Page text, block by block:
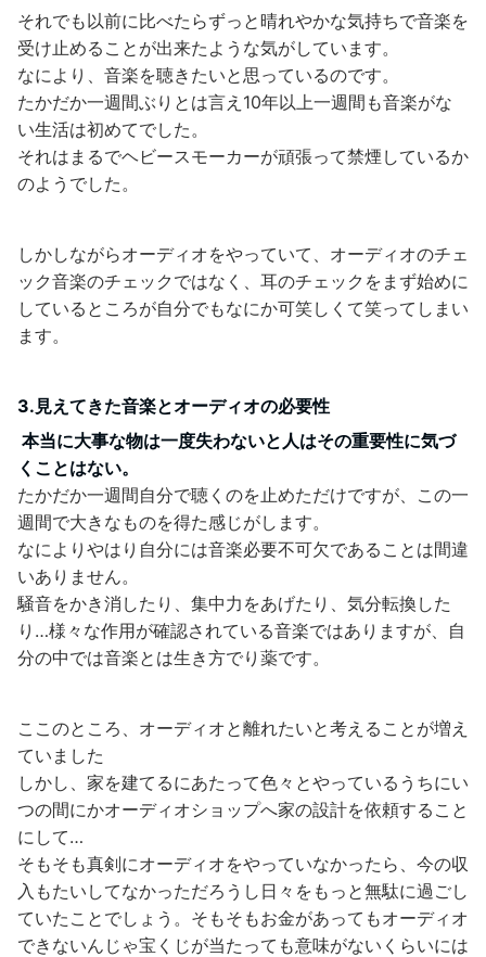
それでも以前に比べたらずっと晴れやかな気持ちで音楽を
受け止めることが出来たような気がしています。
なにより、音楽を聴きたいと思っているのです。
たかだか一週間ぶりとは言え10年以上一週間も音楽がな
い生活は初めてでした。
それはまるでヘビースモーカーが頑張って禁煙しているか
のようでした。
しかしながらオーディオをやっていて、オーディオのチェ
ック音楽のチェックではなく、耳のチェックをまず始めに
しているところが自分でもなにか可笑しくて笑ってしまい
ます。
3.見えてきた音楽とオーディオの必要性
本当に大事な物は一度失わないと人はその重要性に気づ
くことはない。
たかだか一週間自分で聴くのを止めただけですが、この一
週間で大きなものを得た感じがします。
なによりやはり自分には音楽必要不可欠であることは間違
いありません。
騒音をかき消したり、集中力をあげたり、気分転換した
り…様々な作用が確認されている音楽ではありますが、自
分の中では音楽とは生き方でり薬です。
ここのところ、オーディオと離れたいと考えることが増え
ていました
しかし、家を建てるにあたって色々とやっているうちにい
つの間にかオーディオショップへ家の設計を依頼すること
にして…
そもそも真剣にオーディオをやっていなかったら、今の収
入もたいしてなかっただろうし日々をもっと無駄に過ごし
ていたことでしょう。そもそもお金があってもオーディオ
できないんじゃ宝くじが当たっても意味がないくらいには